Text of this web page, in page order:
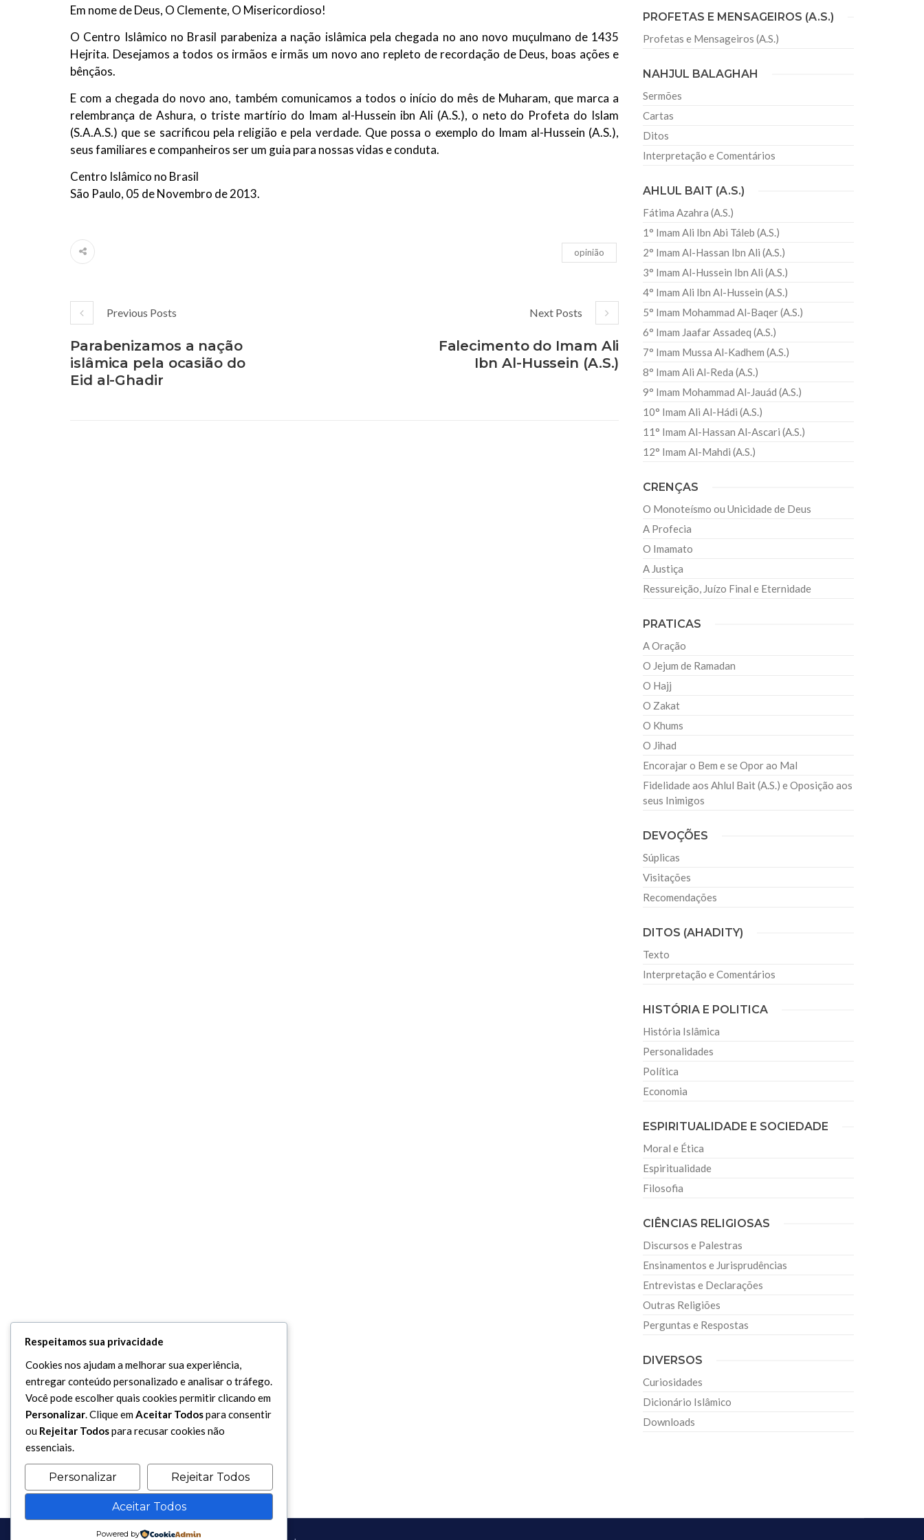
10 DE NOVEMBRO DE 2013
Em nome de Deus, o Clemente, o Misericordioso! Diante da data em que
relembramos o martírio do quarto Imam dos muçulmanos, o Imam Ali Ibn Al-
Hussein Ibn Ali Ibn Abi Táleb (A.S.), conhecido por “Zein Al-Ábidin” (Formosura
Centro Islâmico no Brasil recebe o ex-ministro das
Relações Exteriores da República Islâmica do Irã
Na noite da quinta-feira, 03 de Abril, o Centro Islâmico no Brasil recebeu em sua
sede, em São Paulo, o ex-ministro das Relações Exteriores da República Islâmica
do Irã, Sr. Kamal Kharrazi, que encontra-se visitando
Em nome de Deus, O Clemente, O Misericordioso!
O Centro Islâmico no Brasil parabeniza a nação islâmica pela chegada no ano novo muçulmano de 1435
Hejrita. Desejamos a todos os irmãos e irmãs um novo ano repleto de recordação de Deus, boas ações e
bênçãos.
E com a chegada do novo ano, também comunicamos a todos o início do mês de Muharam, que marca a
relembrança de Ashura, o triste martírio do Imam al-Hussein ibn Ali (A.S.), o neto do Profeta do Islam
(S.A.A.S.) que se sacrificou pela religião e pela verdade. Que possa o exemplo do Imam al-Hussein (A.S.),
seus familiares e companheiros ser um guia para nossas vidas e conduta.
Centro Islâmico no Brasil
São Paulo, 05 de Novembro de 2013.
opinião
Previous Posts
Parabenizamos a nação
islâmica pela ocasião do
Eid al-Ghadir
Next Posts
Falecimento do Imam Ali
Ibn Al-Hussein (A.S.)
PROFETAS E MENSAGEIROS (A.S.)
Profetas e Mensageiros (A.S.)
NAHJUL BALAGHAH
Sermões
Cartas
Ditos
Interpretação e Comentários
AHLUL BAIT (A.S.)
Fátima Azahra (A.S.)
1° Imam Ali Ibn Abi Táleb (A.S.)
2° Imam Al-Hassan Ibn Ali (A.S.)
3° Imam Al-Hussein Ibn Ali (A.S.)
4° Imam Ali Ibn Al-Hussein (A.S.)
5° Imam Mohammad Al-Baqer (A.S.)
6° Imam Jaafar Assadeq (A.S.)
7° Imam Mussa Al-Kadhem (A.S.)
8° Imam Ali Al-Reda (A.S.)
9° Imam Mohammad Al-Jauád (A.S.)
10° Imam Ali Al-Hádi (A.S.)
11° Imam Al-Hassan Al-Ascari (A.S.)
12° Imam Al-Mahdi (A.S.)
CRENÇAS
O Monoteísmo ou Unicidade de Deus
A Profecia
O Imamato
A Justiça
Ressureição, Juízo Final e Eternidade
PRATICAS
A Oração
O Jejum de Ramadan
O Hajj
O Zakat
O Khums
O Jihad
Encorajar o Bem e se Opor ao Mal
Fidelidade aos Ahlul Bait (A.S.) e Oposição aos
seus Inimigos
DEVOÇÕES
Súplicas
Visitações
Recomendações
DITOS (AHADITY)
Texto
Interpretação e Comentários
HISTÓRIA E POLITICA
História Islâmica
Personalidades
Política
Economia
ESPIRITUALIDADE E SOCIEDADE
Moral e Ética
Espiritualidade
Filosofia
CIÊNCIAS RELIGIOSAS
Discursos e Palestras
Ensinamentos e Jurisprudências
Entrevistas e Declarações
Outras Religiões
Perguntas e Respostas
DIVERSOS
Curiosidades
Dicionário Islâmico
Downloads
Respeitamos sua privacidade
Cookies nos ajudam a melhorar sua experiência,
entregar conteúdo personalizado e analisar o tráfego.
Você pode escolher quais cookies permitir clicando em
Personalizar. Clique emAceitar Todospara consentir
ou Rejeitar Todospara recusar cookies não
essenciais.
Personalizar Rejeitar Todos
Aceitar Todos
Powered by